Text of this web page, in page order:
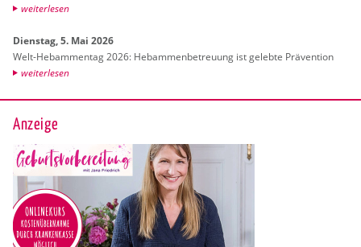
wei­ter­le­sen
Diens­tag, 5. Mai 2026
Welt-Heb­am­men­tag 2026: Heb­am­men­be­treu­ung ist ge­leb­te Prä­ven­ti­on
wei­ter­le­sen
Anzeige